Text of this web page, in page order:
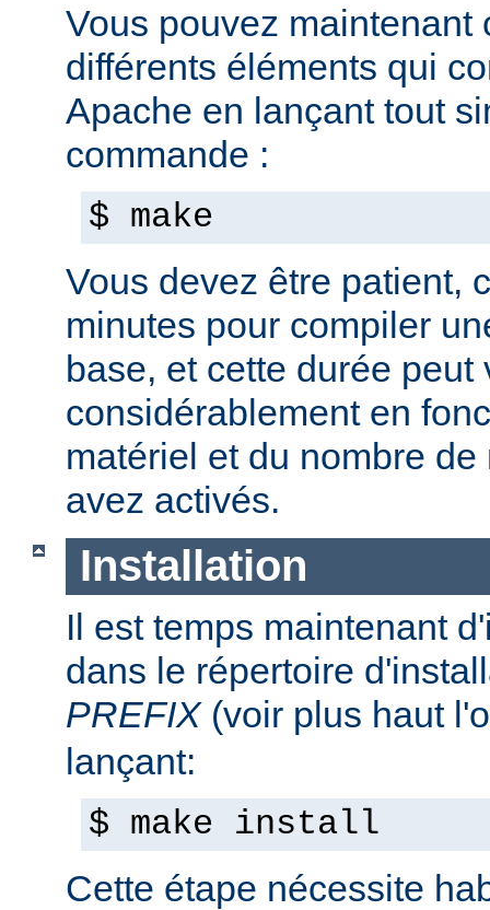
Vous pouvez maintenant
différents éléments qui
Apache en lançant tout
commande :
$ make
Vous devez être patient,
minutes pour compiler
base, et cette durée peut
considérablement en
matériel et du nombre
avez activés.
Installation
Il est temps maintenant
dans le répertoire
PREFIX(voir plus haut
lançant:
$ make install
Cette étape nécessite